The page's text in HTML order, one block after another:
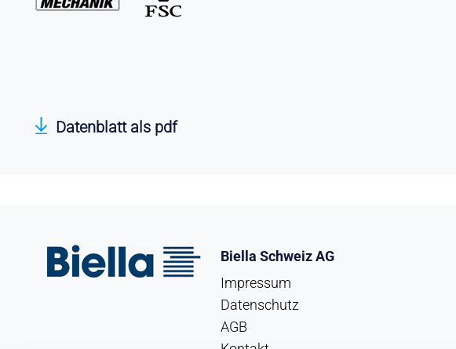
Datenblatt als pdf
Biella Schweiz AG
Impressum
Datenschutz
AGB